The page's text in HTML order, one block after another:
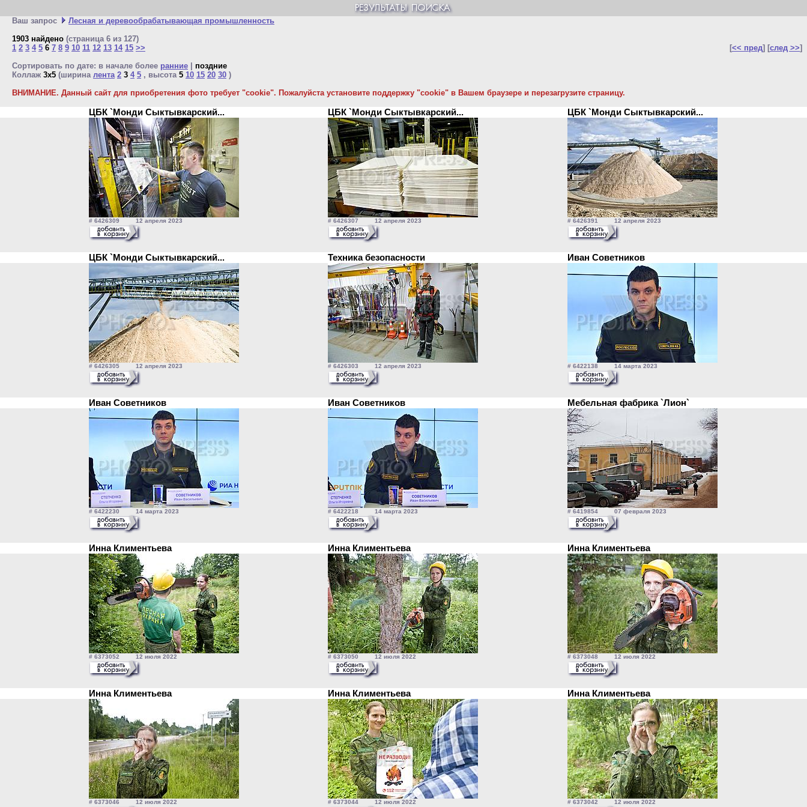
Ваш запрос
Лесная и деревообрабатывающая промышленность
1903 найдено (страница 6 из 127)
1 2 3 4 5 6 7 8 9 10 11 12 13 14 15 >> [<< пред] [след >>]
Сортировать по дате: в начале более ранние
поздние
Коллаж 3x5 (ширина лента 2 3 4 5 , высота 5 10 15 20 30 )
ВНИМАНИЕ. Данный сайт для приобретения фото требует "cookie". Пожалуйста установите поддержку "cookie" в Вашем браузере и перезагрузите страницу.
ЦБК `Монди Сыктывкарский... ЦБК `Монди Сыктывкарский... ЦБК `Монди Сыктывкарский...
# 6426309 12 апреля 2023 # 6426307 12 апреля 2023 # 6426391 12 апреля 2023
ЦБК `Монди Сыктывкарский... Техника безопасности Иван Советников
# 6426305 12 апреля 2023 # 6426303 12 апреля 2023 # 6422138 14 марта 2023
Иван Советников Иван Советников Мебельная фабрика `Лион`
# 6422230 14 марта 2023 # 6422218 14 марта 2023 # 6419854 07 февраля 2023
Инна Климентьева Инна Климентьева Инна Климентьева
# 6373052 12 июля 2022 # 6373050 12 июля 2022 # 6373048 12 июля 2022
Инна Климентьева Инна Климентьева Инна Климентьева
# 6373046 12 июля 2022 # 6373044 12 июля 2022 # 6373042 12 июля 2022